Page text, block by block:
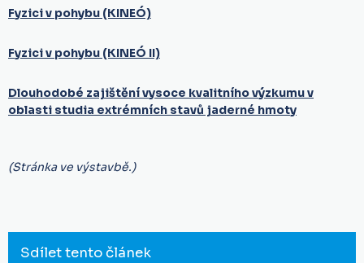
Fyzici v pohybu (KINEÓ)
Fyzici v pohybu (KINEÓ II)
Dlouhodobé zajištění vysoce kvalitního výzkumu v
oblasti studia extrémních stavů jaderné hmoty
(Stránka ve výstavbě.)
Sdílet tento článek